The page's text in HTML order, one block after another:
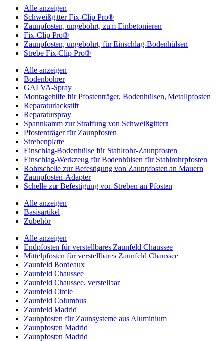
Alle anzeigen
Schweißgitter Fix-Clip Pro®
Zaunpfosten, ungebohrt, zum Einbetonieren
Fix-Clip Pro®
Zaunpfosten, ungebohrt, für Einschlag-Bodenhülsen
Strebe Fix-Clip Pro®
Alle anzeigen
Bodenbohrer
GALVA-Spray
Montagehilfe für Pfostenträger, Bodenhülsen, Metallpfosten
Reparaturlackstift
Reparaturspray
Spannkamm zur Straffung von Schweißgittern
Pfostenträger für Zaunpfosten
Strebenplatte
Einschlag-Bodenhülse für Stahlrohr-Zaunpfosten
Einschlag-Werkzeug für Bodenhülsen für Stahlrohrpfosten
Rohrschelle zur Befestigung von Zaunpfosten an Mauern
Zaunpfosten-Adapter
Schelle zur Befestigung von Streben an Pfosten
Alle anzeigen
Basisartikel
Zubehör
Alle anzeigen
Endpfosten für verstellbares Zaunfeld Chaussee
Mittelpfosten für verstellbares Zaunfeld Chaussee
Zaunfeld Bordeaux
Zaunfeld Chaussee
Zaunfeld Chaussee, verstellbar
Zaunfeld Circle
Zaunfeld Columbus
Zaunfeld Madrid
Zaunpfosten für Zaunsysteme aus Aluminium
Zaunpfosten Madrid
Zaunpfosten Madrid